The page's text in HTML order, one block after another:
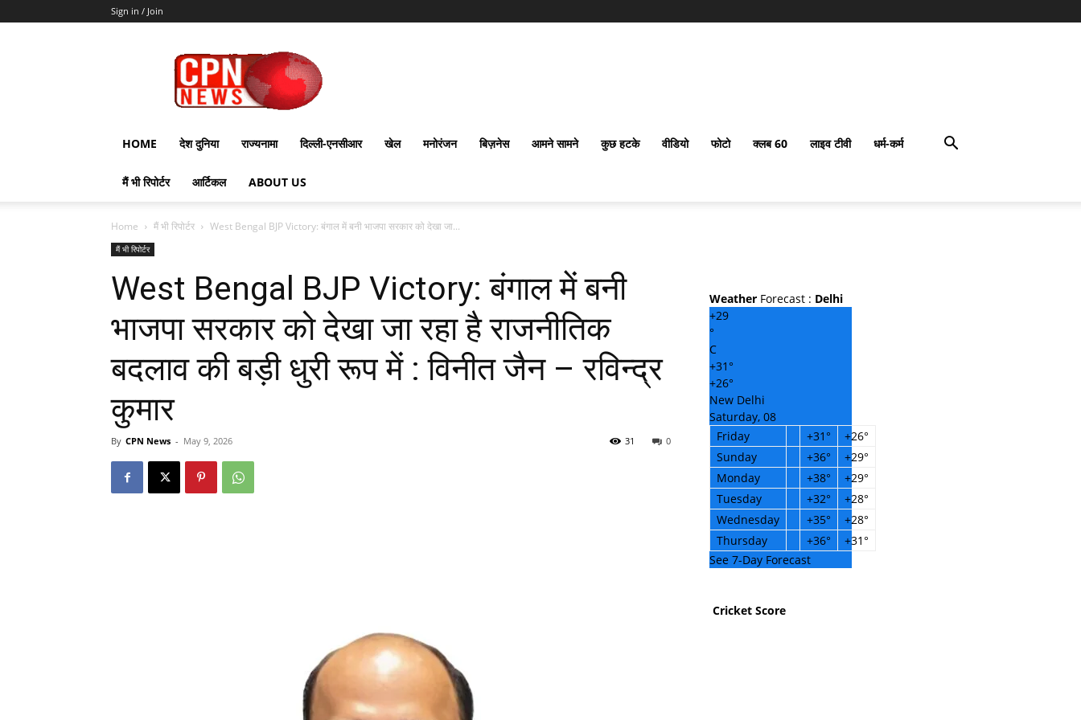
Sign in / Join
CPN
News
HOME देश दुनिया राज्यनामा दिल्ली-एनसीआर खेल मनोरंजन बिज़नेस आमने सामने कुछ हटके वीडियो फोटो क्लब 60 लाइव टीवी धर्म-कर्म
मैं भी रिपोर्टर आर्टिकल ABOUT US
Home मैं भी रिपोर्टर West Bengal BJP Victory: बंगाल में बनी भाजपा सरकार को देखा जा...
मैं भी रिपोर्टर
West Bengal BJP Victory: बंगाल में बनी
भाजपा सरकार को देखा जा रहा है राजनीतिक
बदलाव की बड़ी धुरी रूप में : विनीत जैन – रविन्द्र
कुमार
By CPN News - May 9, 2026 0
31
Weather Forecast : Delhi
+29
°
C
+31°
+26°
New Delhi
Saturday, 08
Friday
+31° +26°
Sunday
+36° +29°
Monday
+38° +29°
Tuesday
+32° +28°
Wednesday
+35° +28°
Thursday
+36° +31°
See 7-Day Forecast
Cricket Score